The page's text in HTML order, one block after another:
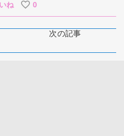
ね 0
次の記事